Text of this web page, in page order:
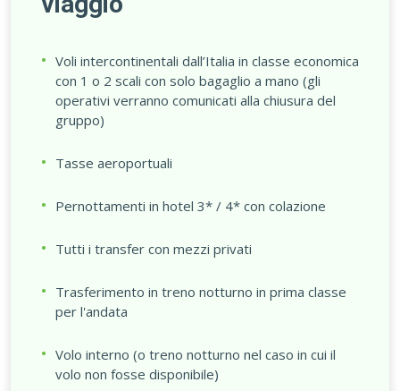
Voli intercontinentali dall’Italia in classe economica
con 1 o 2 scali con solo bagaglio a mano (gli
operativi verranno comunicati alla chiusura del
gruppo)
Tasse aeroportuali
Pernottamenti in hotel 3* / 4* con colazione
Tutti i transfer con mezzi privati
Trasferimento in treno notturno in prima classe
per l'andata
Volo interno (o treno notturno nel caso in cui il
volo non fosse disponibile)